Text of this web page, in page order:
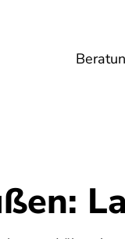
Gesundheit